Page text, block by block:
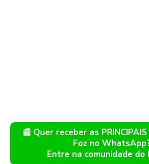
📰 Quer receber as
Foz no
Entre na comunidade do